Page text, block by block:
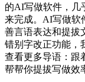
的AI写做软件，几
来完成。AI写做软
善言语表达和提拔
错别字改正功能，
查看更多导语：跟
帮帮你提拔写做效